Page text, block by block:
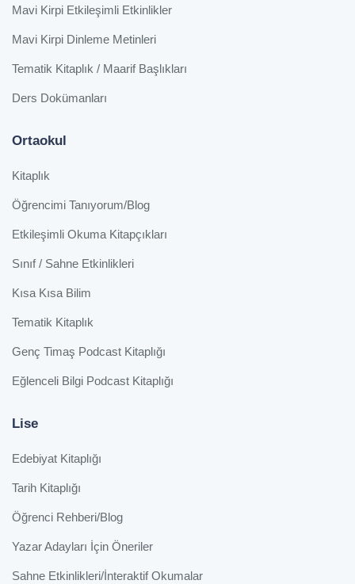
Mavi Kirpi Etkileşimli Etkinlikler
Mavi Kirpi Dinleme Metinleri
Tematik Kitaplık / Maarif Başlıkları
Ders Dokümanları
Ortaokul
Kitaplık
Öğrencimi Tanıyorum/Blog
Etkileşimli Okuma Kitapçıkları
Sınıf / Sahne Etkinlikleri
Kısa Kısa Bilim
Tematik Kitaplık
Genç Timaş Podcast Kitaplığı
Eğlenceli Bilgi Podcast Kitaplığı
Lise
Edebiyat Kitaplığı
Tarih Kitaplığı
Öğrenci Rehberi/Blog
Yazar Adayları İçin Öneriler
Sahne Etkinlikleri/İnteraktif Okumalar